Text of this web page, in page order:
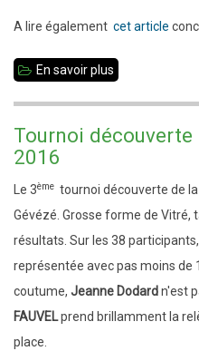
A lire également cet article
En savoir plus
Bilan
Tournoi découverte
2016
Le 3ème tournoi découverte de
Gévézé. Grosse forme de Vitré,
résultats. Sur les 38
représentée avec pas moins de
coutume, Jeanne Dodardn'est
FAUVELprend brillamment la
place.